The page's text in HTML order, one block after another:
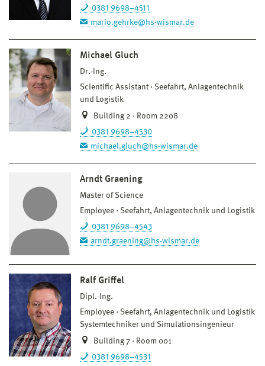
0381 9698–4511
mario.gehrke@hs-wismar.de
Michael Gluch
Dr.-Ing.
Scientific Assistant
Seefahrt, Anlagentechnik
und Logistik
Building 2 · Room 2208
0381 9698–4530
michael.gluch@hs-wismar.de
Arndt Graening
Master of Science
Employee
Seefahrt, Anlagentechnik und Logistik
0381 9698–4543
arndt.graening@hs-wismar.de
Ralf Griffel
Dipl.-Ing.
Employee
Seefahrt, Anlagentechnik und Logistik
Systemtechniker und Simulationsingenieur
Building 7 · Room 001
0381 9698–4531